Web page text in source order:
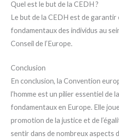
Quel est le but de la CEDH ?
Le but de la CEDH est de
fondamentaux des individus au
Conseil de l’Europe.
Conclusion
En conclusion, la Convention
l’homme est un pilier essentiel de
fondamentaux en Europe. Elle
promotion de la justice et de
sentir dans de nombreux aspects